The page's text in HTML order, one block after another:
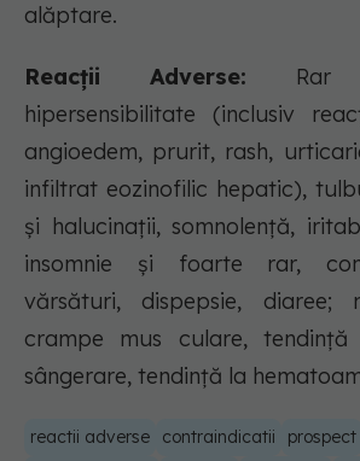
alăptare.
Reacții Adverse:
hipersensibilitate (inclusiv
angioedem, prurit, rash,
infiltrat eozinofilic hepatic),
și halucinații, somnolență,
insomnie și foarte rar,
vărsături, dispepsie, diaree;
crampe mus culare,
sângerare, tendință la
reactii adverse contraindicatii prospect